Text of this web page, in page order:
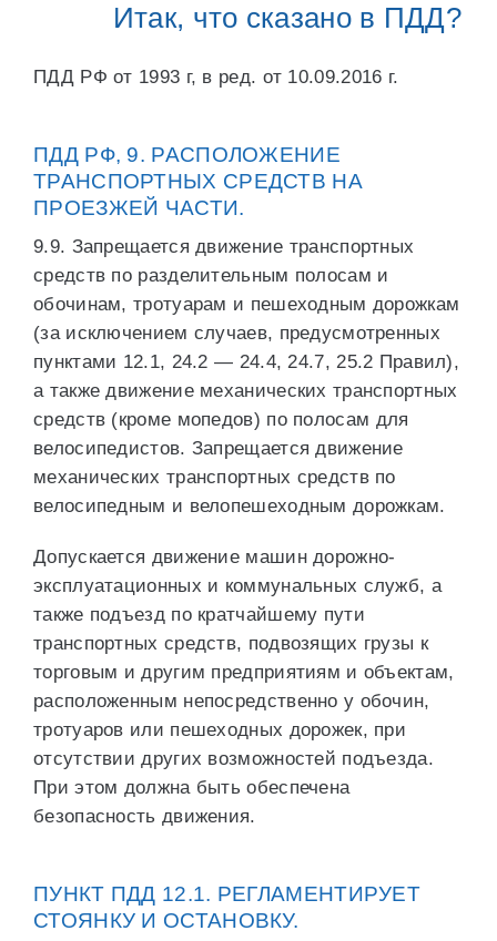
Итак, что сказано в ПДД?
ПДД РФ от 1993 г, в ред. от 10.09.2016 г.
ПДД РФ, 9. РАСПОЛОЖЕНИЕ
ТРАНСПОРТНЫХ СРЕДСТВ НА
ПРОЕЗЖЕЙ ЧАСТИ.
9.9. Запрещается движение транспортных
средств по разделительным полосам и
обочинам, тротуарам и пешеходным дорожкам
(за исключением случаев, предусмотренных
пунктами 12.1, 24.2 — 24.4, 24.7, 25.2 Правил),
а также движение механических транспортных
средств (кроме мопедов) по полосам для
велосипедистов. Запрещается движение
механических транспортных средств по
велосипедным и велопешеходным дорожкам.
Допускается движение машин дорожно-
эксплуатационных и коммунальных служб, а
также подъезд по кратчайшему пути
транспортных средств, подвозящих грузы к
торговым и другим предприятиям и объектам,
расположенным непосредственно у обочин,
тротуаров или пешеходных дорожек, при
отсутствии других возможностей подъезда.
При этом должна быть обеспечена
безопасность движения.
ПУНКТ ПДД 12.1. РЕГЛАМЕНТИРУЕТ
СТОЯНКУ И ОСТАНОВКУ.